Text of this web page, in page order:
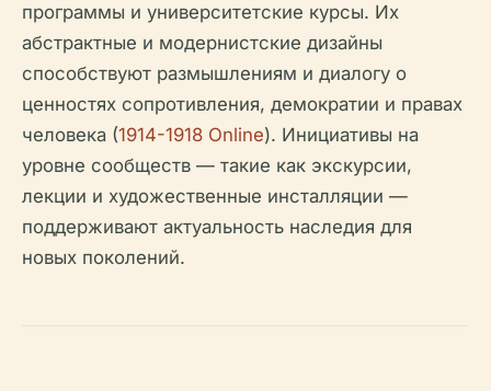
программы и университетские курсы. Их
абстрактные и модернистские дизайны
способствуют размышлениям и диалогу о
ценностях сопротивления, демократии и правах
человека (1914-1918 Online). Инициативы на
уровне сообществ — такие как экскурсии,
лекции и художественные инсталляции —
поддерживают актуальность наследия для
новых поколений.